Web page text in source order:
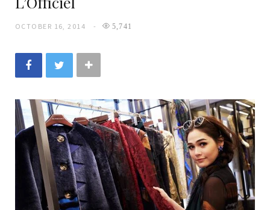
OCTOBER 16, 2014 5,741